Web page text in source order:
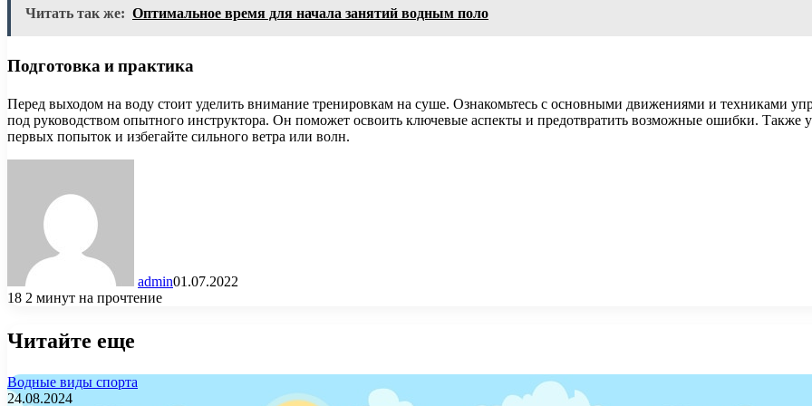
Читать так же: Оптимальное время для начала занятий водным поло
Подготовка и практика
Перед выходом на воду стоит уделить внимание тренировкам на суше. Ознакомьтесь с основными движениями и техниками
под руководством опытного инструктора. Он поможет освоить ключевые аспекты и предотвратить возможные ошибки. Также
первых попыток и избегайте сильного ветра или волн.
admin01.07.2022
18 2 минут на прочтение
Читайте еще
Водные виды спорта
24.08.2024